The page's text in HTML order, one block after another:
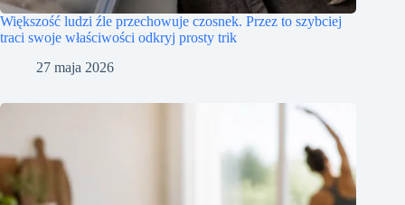
Większość ludzi źle przechowuje czosnek. Przez to szybciej
traci swoje właściwości odkryj prosty trik
27 maja 2026